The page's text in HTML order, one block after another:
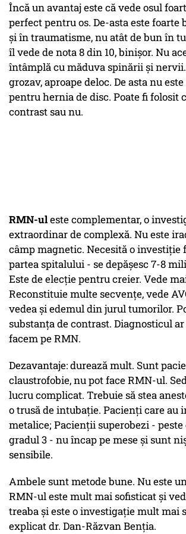
Încă un avantaj este că vede osul
perfect pentru os. De-asta este
şi în traumatisme, nu atât de bun în
îl vede de nota 8 din 10, binişor. Nu
întâmplă cu măduva spinării şi
grozav, aproape deloc. De asta nu
pentru hernia de disc. Poate fi folosit
contrast sau nu.
RMN-uleste complementar, o
extraordinar de complexă. Nu este
câmp magnetic. Necesită o investiţie
partea spitalului - se depăşesc 7-8
Este de elecţie pentru creier. Vede
Reconstituie multe secvențe, vede
vedea şi edemul din jurul tumorilor.
substanța de contrast. Diagnosticul
facem pe RMN.
Dezavantaje: durează mult. Sunt
claustrofobie, nu pot face RMN-ul.
lucru complicat. Trebuie să stea
o trusă de intubaţie. Pacienţi care au
metalice; Pacienții superobezi - peste
gradul 3 - nu încap pe mese şi sunt
sensibile.
Ambele sunt metode bune. Nu este
RMN-ul este mult mai sofisticat şi
treaba şi este o investigaţie mult mai
explicat dr. Dan-Răzvan Benția.